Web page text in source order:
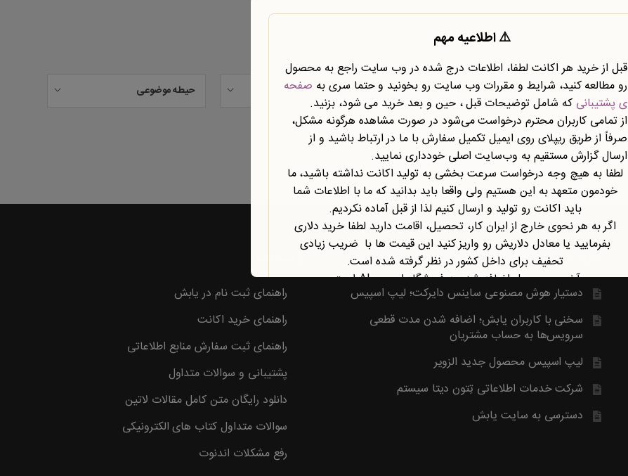
نوع محتوا نوع سند حیطه موضوعی
تازه ها
دستیار هوش مصنوعی ساینس دایرکت؛ لیپ اسپیس
سخنی با کاربران یابش؛ اضافه شدن مدت قطعی
سرویس‌ها به حساب مشتریان
لیپ اسپیس محصول جدید الزویر
شرکت خدمات اطلاعاتی تِتون دیتا سیستم
دسترسی به سایت یابش
راهنماها
راهنمای ثبت نام در یابش
راهنمای خرید اکانت
راهنمای ثبت سفارش منابع اطلاعاتی
پشتیبانی و سوالات متداول
دانلود رایگان متن کامل مقالات لاتین
سوالات متداول کتاب های الکترونیکی
رفع مشکلات اندنوت
⚠️ اطلاعیه مهم
قبل از خرید هر اکانت لطفا، اطلاعات درج شده در وب سایت راجع به محصول
رو مطالعه کنید، شرایط و مقررات وب سایت رو بخونید و حتما سری به صفحه
ی پشتیبانی که شامل توضیحات قبل ، حین و بعد خرید می شود، بزنید.
از تمامی کاربران محترم درخواست می‌شود در صورت مشاهده هرگونه مشکل،
صرفاً از طریق ریپلای روی ایمیل تکمیل سفارش با ما در ارتباط باشید و از
ارسال گزارش مستقیم به وب‌سایت اصلی خودداری نمایید.
لطفا به هیچ وجه درخواست سرعت بخشی به تولید اکانت نداشته باشید، ما
خودمون متعهد به این هستیم ولی واقعا باید بدانید که ما با اطلاعات شما
باید اکانت رو تولید و ارسال کنیم لذا از قبل آماده نکردیم.
اگر به هر نحوی خارج از ایران کار، تحصیل، اقامت دارید لطفا خرید دلاری
بفرمایید یا معادل دلاریش رو واریز کنید این قیمت ها با ضریب زیادی
تحفیف برای داخل کشور در نظر گرفته شده است.
آخرین محصول اضافه شده به فروشگاه امبیس AI است.
روش ارتباط با ما در پایین صفحات یابش درچ شده است، مطابق موضوع با
ما تماس بگیرید. با تشکر